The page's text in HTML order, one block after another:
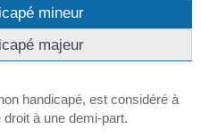
mineur
majeur
handicapé, est considéré à
à une demi-part.